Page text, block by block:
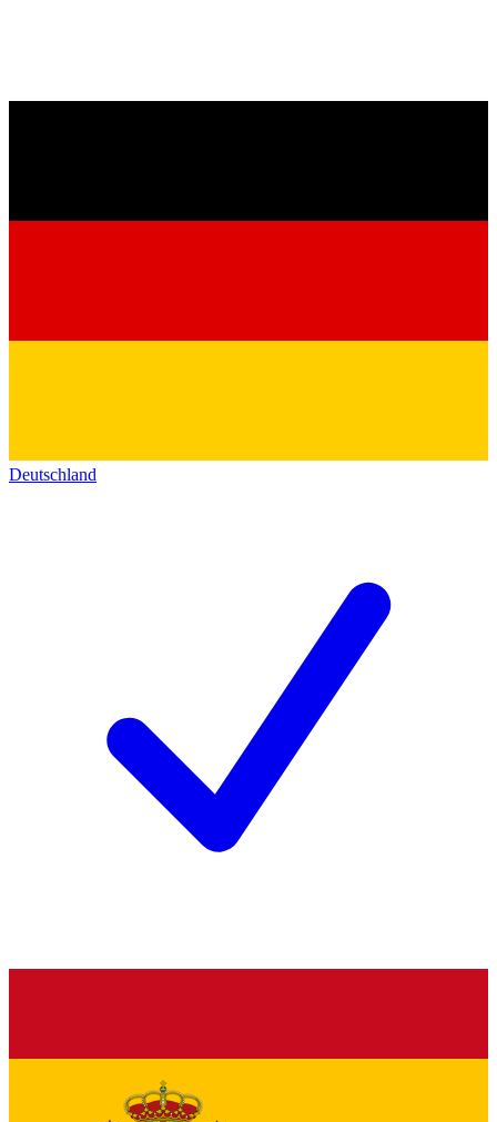
Deutschland